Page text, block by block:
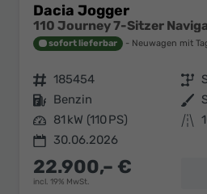
Dacia Jogger
sofort lieferbar Neuwagen mit
Fahrzeugnr. 185454 Getriebe
Kraftstoff Benzin Außenfarbe
Leistung 81 kW (110 PS) Kilometerstand
30.06.2026
22.900,– €
incl. 19% MwSt.